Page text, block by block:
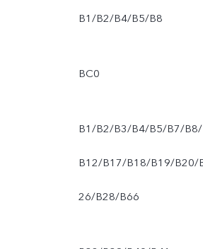
B1/B2/B4/B5/B8
BC0
B1/B2/B3/B4/B5/B7/B8/
B12/B17/B18/B19/B20/
26/B28/B66